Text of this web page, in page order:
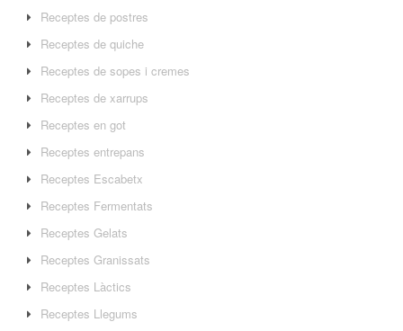
Receptes de postres
Receptes de quiche
Receptes de sopes i cremes
Receptes de xarrups
Receptes en got
Receptes entrepans
Receptes Escabetx
Receptes Fermentats
Receptes Gelats
Receptes Granissats
Receptes Làctics
Receptes Llegums